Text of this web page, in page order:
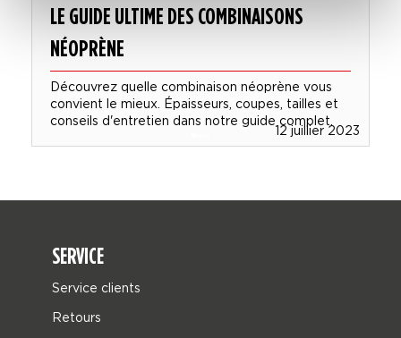
LE GUIDE ULTIME DES COMBINAISONS
NÉOPRÈNE
Découvrez quelle combinaison néoprène vous
convient le mieux. Épaisseurs, coupes, tailles et
conseils d'entretien dans notre guide complet.
12 juillier 2023
SERVICE
Service clients
Retours